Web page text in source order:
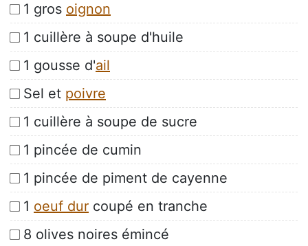
1 gros oignon
1 cuillère à soupe d'huile
1 gousse d'ail
Sel et poivre
1 cuillère à soupe de sucre
1 pincée de cumin
1 pincée de piment de cayenne
1 oeuf dur coupé en tranche
8 olives noires émincé